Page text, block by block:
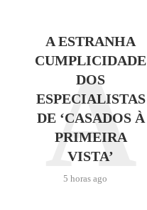
A ESTRANHA
CUMPLICIDADE
DOS
ESPECIALISTAS
DE ‘CASADOS À
PRIMEIRA
VISTA’
5 horas ago
A